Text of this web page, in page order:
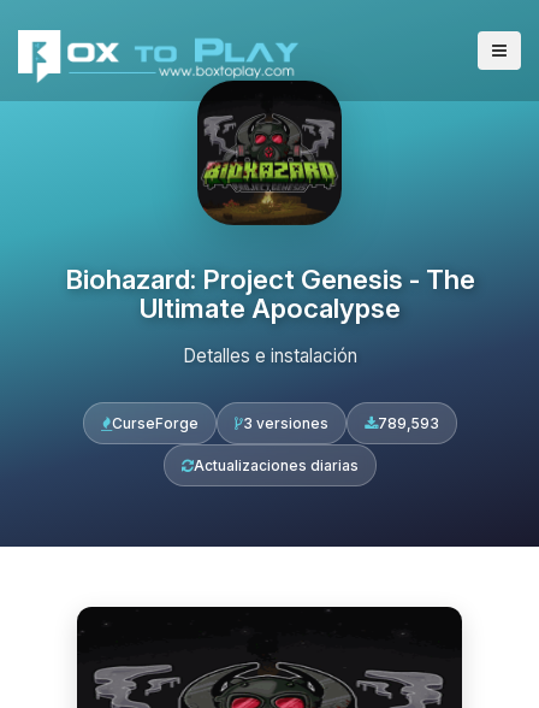
Biohazard: Project Genesis - The
Ultimate Apocalypse
Detalles e instalación
CurseForge 3 versiones 789,593
Actualizaciones diarias